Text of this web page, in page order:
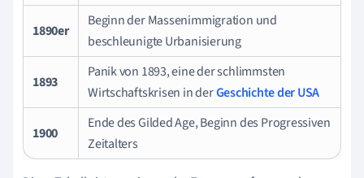
1890er
Beginn der Massenimmigration und
beschleunigte Urbanisierung
1893
Panik von 1893, eine der schlimmsten
Wirtschaftskrisen in derGeschichte der USA
1900
Ende des Gilded Age, Beginn des Progressiven
Zeitalters